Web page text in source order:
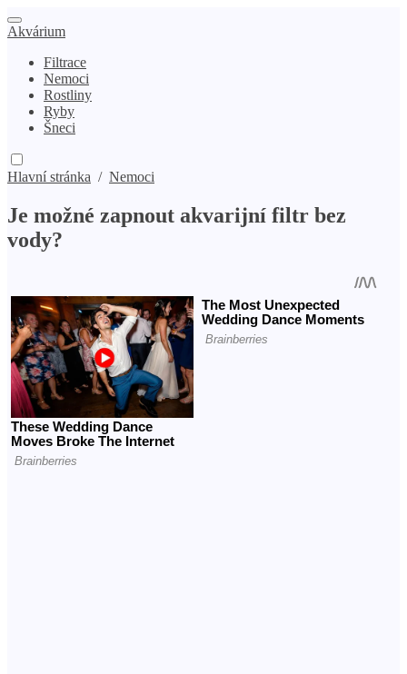
Akvárium
Filtrace
Nemoci
Rostliny
Ryby
Šneci
Hlavní stránka / Nemoci
Je možné zapnout akvarijní filtr bez
vody?